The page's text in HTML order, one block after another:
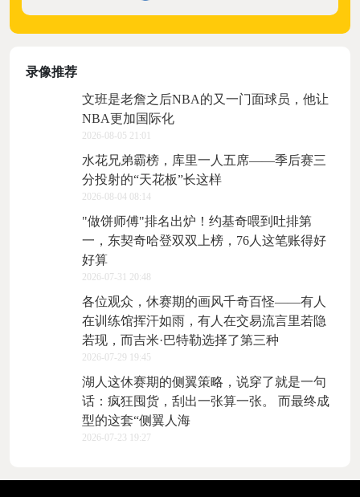
录像推荐
文班是老詹之后NBA的又一门面球员，他让
NBA更加国际化
2026-08-05 21:01
水花兄弟霸榜，库里一人五席——季后赛三
分投射的“天花板”长这样
2026-08-04 08:14
"做饼师傅"排名出炉！约基奇喂到吐排第
一，东契奇哈登双双上榜，76人这笔账得好
好算
2026-07-31 20:48
各位观众，休赛期的画风千奇百怪——有人
在训练馆挥汗如雨，有人在交易流言里若隐
若现，而吉米·巴特勒选择了第三种
2026-07-29 19:45
湖人这休赛期的侧翼策略，说穿了就是一句
话：疯狂囤货，刮出一张算一张。 而最终成
型的这套“侧翼人海
2026-07-23 19:27